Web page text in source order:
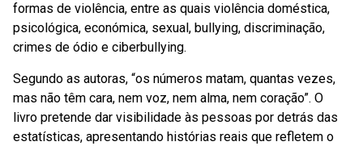
formas de violência, entre as quais violência doméstica,
psicológica, económica, sexual, bullying, discriminação,
crimes de ódio e ciberbullying.
Segundo as autoras, “os números matam, quantas vezes,
mas não têm cara, nem voz, nem alma, nem coração”. O
livro pretende dar visibilidade às pessoas por detrás das
estatísticas, apresentando histórias reais que refletem o